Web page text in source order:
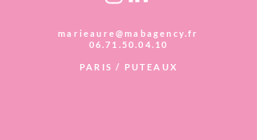
marieaure@mabagency.fr
06.71.50.04.10
PARIS / PUTEAUX